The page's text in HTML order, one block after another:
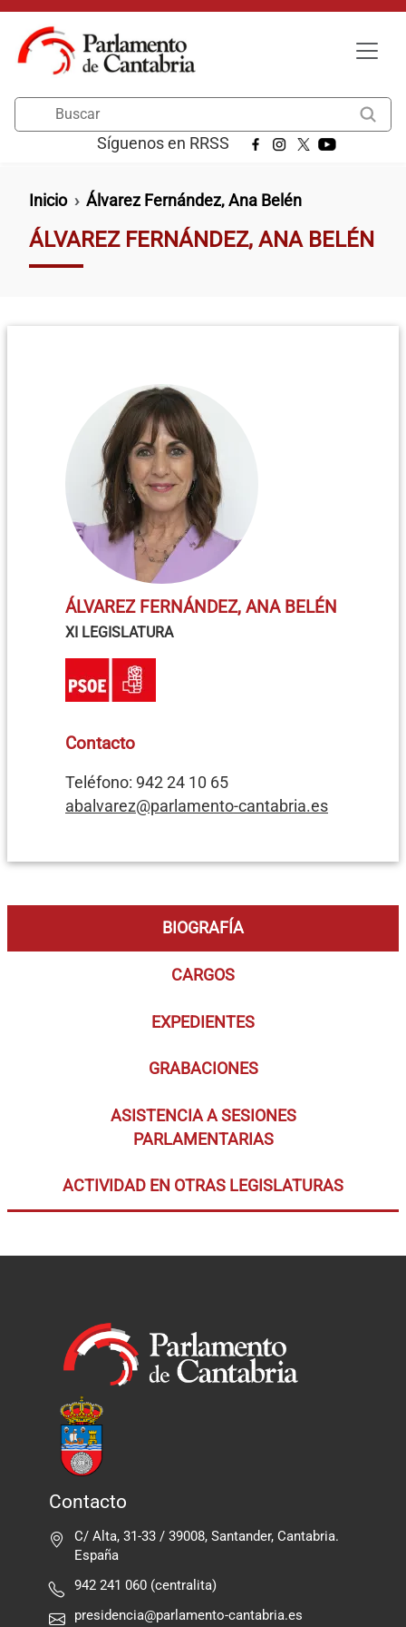
Pasar al contenido principal
Síguenos en RRSS
Ruta de navegación
Inicio Álvarez Fernández, Ana Belén
ÁLVAREZ FERNÁNDEZ, ANA BELÉN
ÁLVAREZ FERNÁNDEZ, ANA BELÉN
XI LEGISLATURA
Contacto
Teléfono: 942 24 10 65
abalvarez@parlamento-cantabria.es
BIOGRAFÍA
CARGOS
EXPEDIENTES
GRABACIONES
ASISTENCIA A SESIONES
PARLAMENTARIAS
ACTIVIDAD EN OTRAS LEGISLATURAS
Contacto
C/ Alta, 31-33 / 39008, Santander, Cantabria.
España
942 241 060 (centralita)
presidencia@parlamento-cantabria.es